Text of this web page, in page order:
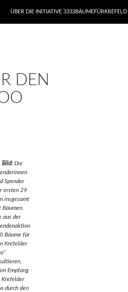
ÜBER DIE INITIATIVE 3333BÄUMEFÜRKREFELD
DEN
Bild:Die
Spender
ersten 29
insgesamt
Bäumen,
aus der
Bäume für
Krefelder
Empfang
Krefelder
durch den